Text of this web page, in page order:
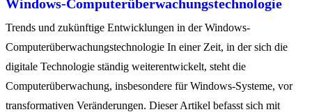
Windows-Computerüberwachungstechnologie
Trends und zukünftige Entwicklungen in der Windows-
Computerüberwachungstechnologie In einer Zeit, in der sich die
digitale Technologie ständig weiterentwickelt, steht die
Computerüberwachung, insbesondere für Windows-Systeme, vor
transformativen Veränderungen. Dieser Artikel befasst sich mit